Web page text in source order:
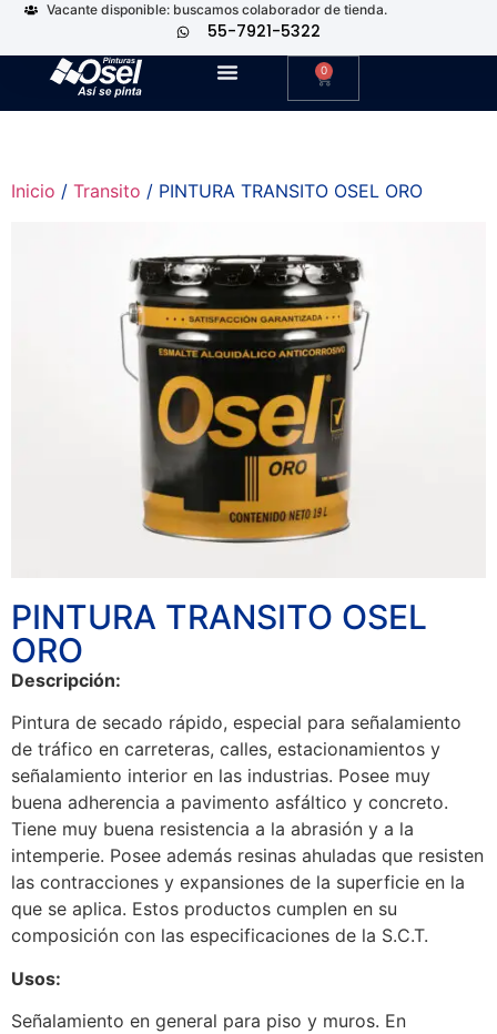
Vacante disponible: buscamos colaborador de tienda.
55-7921-5322
0
Inicio / Transito / PINTURA TRANSITO OSEL ORO
PINTURA TRANSITO OSEL
ORO
Descripción:
Pintura de secado rápido, especial para señalamiento
de tráfico en carreteras, calles, estacionamientos y
señalamiento interior en las industrias. Posee muy
buena adherencia a pavimento asfáltico y concreto.
Tiene muy buena resistencia a la abrasión y a la
intemperie. Posee además resinas ahuladas que resisten
las contracciones y expansiones de la superficie en la
que se aplica. Estos productos cumplen en su
composición con las especificaciones de la S.C.T.
Usos:
Señalamiento en general para piso y muros. En